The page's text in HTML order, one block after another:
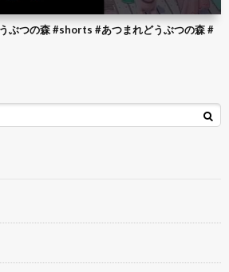
ぶつの森 #shorts #あつまれどうぶつの森 #